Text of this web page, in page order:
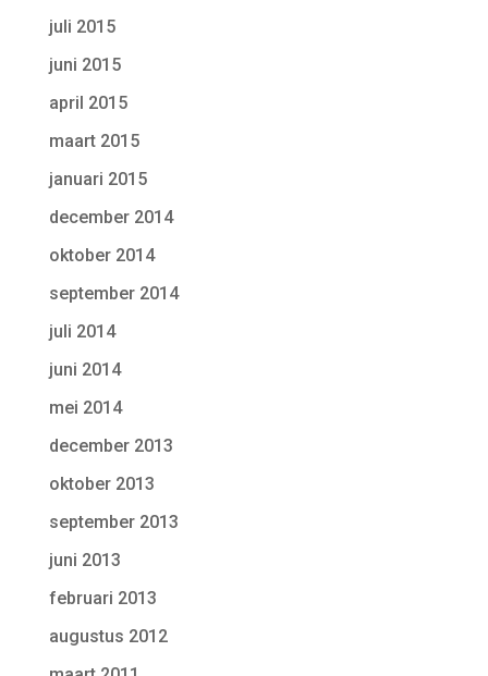
juli 2015
juni 2015
april 2015
maart 2015
januari 2015
december 2014
oktober 2014
september 2014
juli 2014
juni 2014
mei 2014
december 2013
oktober 2013
september 2013
juni 2013
februari 2013
augustus 2012